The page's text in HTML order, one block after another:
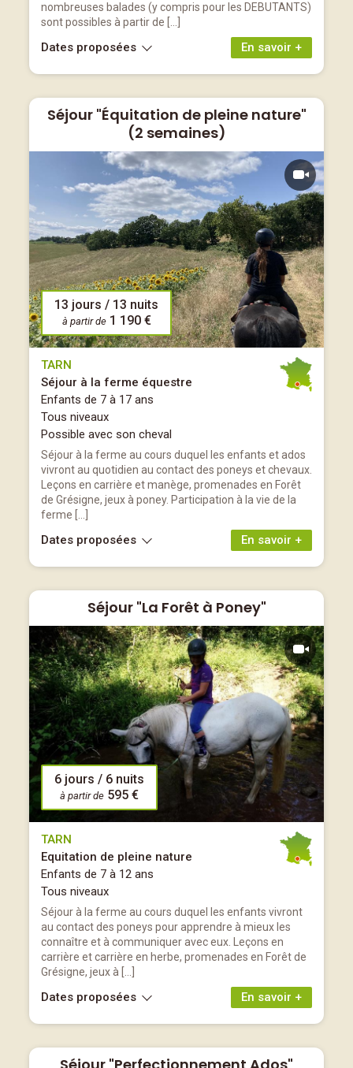
nombreuses balades (y compris pour les DEBUTANTS)
sont possibles à partir de […]
En savoir +
Dates proposées
Séjour "Équitation de pleine nature"
(2 semaines)
13 jours / 13 nuits
à partir de 1 190 €
TARN
Séjour à la ferme équestre
Enfants de 7 à 17 ans
Tous niveaux
Possible avec son cheval
Séjour à la ferme au cours duquel les enfants et ados
vivront au quotidien au contact des poneys et chevaux.
Leçons en carrière et manège, promenades en Forêt
de Grésigne, jeux à poney. Participation à la vie de la
ferme […]
En savoir +
Dates proposées
Séjour "La Forêt à Poney"
6 jours / 6 nuits
à partir de 595 €
TARN
Equitation de pleine nature
Enfants de 7 à 12 ans
Tous niveaux
Séjour à la ferme au cours duquel les enfants vivront
au contact des poneys pour apprendre à mieux les
connaître et à communiquer avec eux. Leçons en
carrière et carrière en herbe, promenades en Forêt de
Grésigne, jeux à […]
En savoir +
Dates proposées